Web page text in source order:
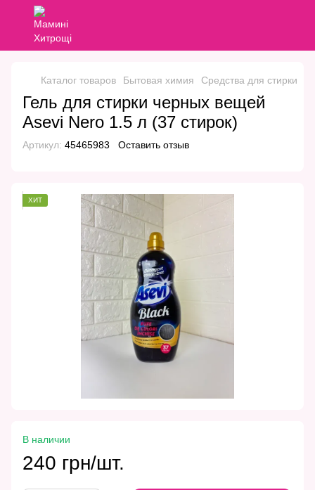
Каталог товаров Бытовая химия Средства для стирки
Гель для стирки черных вещей
Asevi Nero 1.5 л (37 стирок)
Артикул: 45465983 Оставить отзыв
ХИТ
В наличии
240 грн/шт.